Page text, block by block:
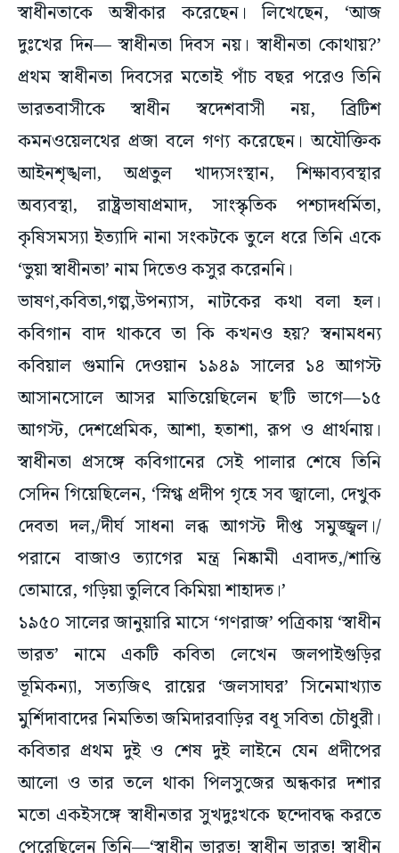
দুঃখের দিন— স্বাধীনতা দিবস নয়। স্বাধীনতা কোথায়?’
প্রথম স্বাধীনতা দিবসের মতোই পাঁচ বছর পরেও তিনি
ভারতবাসীকে স্বাধীন স্বদেশবাসী নয়, ব্রিটিশ
কমনওয়েলথের প্রজা বলে গণ্য করেছেন। অযৌক্তিক
আইনশৃঙ্খলা, অপ্রতুল খাদ্যসংস্থান, শিক্ষাব্যবস্থার
অব্যবস্থা, রাষ্ট্রভাষাপ্রমাদ, সাংস্কৃতিক পশ্চাদধর্মিতা,
কৃষিসমস্যা ইত্যাদি নানা সংকটকে তুলে ধরে তিনি একে
‘ভুয়া স্বাধীনতা’ নাম দিতেও কসুর করেননি।
ভাষণ,কবিতা,গল্প,উপন্যাস, নাটকের কথা বলা হল।
কবিগান বাদ থাকবে তা কি কখনও হয়? স্বনামধন্য
কবিয়াল গুমানি দেওয়ান ১৯৪৯ সালের ১৪ আগস্ট
আসানসোলে আসর মাতিয়েছিলেন ছ’টি ভাগে—১৫
আগস্ট, দেশপ্রেমিক, আশা, হতাশা, রূপ ও প্রার্থনায়।
স্বাধীনতা প্রসঙ্গে কবিগানের সেই পালার শেষে তিনি
সেদিন গিয়েছিলেন, ‘স্নিগ্ধ প্রদীপ গৃহে সব জ্বালো, দেখুক
দেবতা দল,/দীর্ঘ সাধনা লব্ধ আগস্ট দীপ্ত সমুজ্জ্বল।/
পরানে বাজাও ত্যাগের মন্ত্র নিষ্কামী এবাদত,/শান্তি
তোমারে, গড়িয়া তুলিবে কিমিয়া শাহাদত।’
১৯৫০ সালের জানুয়ারি মাসে ‘গণরাজ’ পত্রিকায় ‘স্বাধীন
ভারত’ নামে একটি কবিতা লেখেন জলপাইগুড়ির
ভূমিকন্যা, সত্যজিৎ রায়ের ‘জলসাঘর’ সিনেমাখ্যাত
মুর্শিদাবাদের নিমতিতা জমিদারবাড়ির বধূ সবিতা চৌধুরী।
কবিতার প্রথম দুই ও শেষ দুই লাইনে যেন প্রদীপের
আলো ও তার তলে থাকা পিলসুজের অন্ধকার দশার
মতো একইসঙ্গে স্বাধীনতার সুখদুঃখকে ছন্দোবদ্ধ করতে
পেরেছিলেন তিনি—‘স্বাধীন ভারত! স্বাধীন ভারত! স্বাধীন
ভারত বন্দে /কোটিকণ্ঠের বজ্রনিনাদে চিত্ত জাগিল